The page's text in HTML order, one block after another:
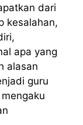
dari
kesalahan,
apa yang
alasan
guru